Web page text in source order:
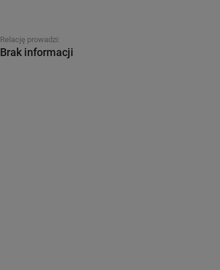
Relację prowadzi:
Brak informacji